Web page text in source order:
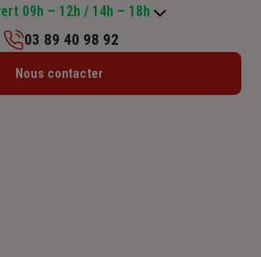
Ouvert 09h – 12h / 14h – 18h
Lundi : Fermé
03 89 40 98 92
Nous contacter